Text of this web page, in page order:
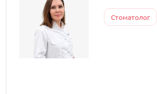
Стоматолог